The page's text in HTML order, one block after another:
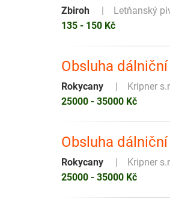
Zbiroh
Letňanský
135 - 150 Kč
Obsluha
Rokycany
Kripner
25000 - 35000 Kč
Obsluha
Rokycany
Kripner
25000 - 35000 Kč